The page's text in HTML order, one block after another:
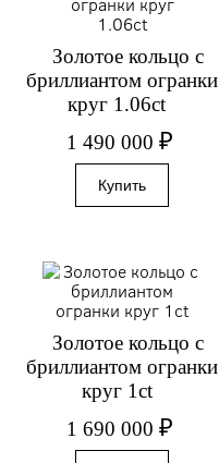
Золотое кольцо с
бриллиантом огранки
круг 1.06ct
1 490 000 ₽
Золотое кольцо с
бриллиантом огранки
круг 1ct
1 690 000 ₽